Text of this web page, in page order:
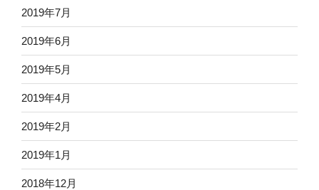
2019年7月
2019年6月
2019年5月
2019年4月
2019年2月
2019年1月
2018年12月